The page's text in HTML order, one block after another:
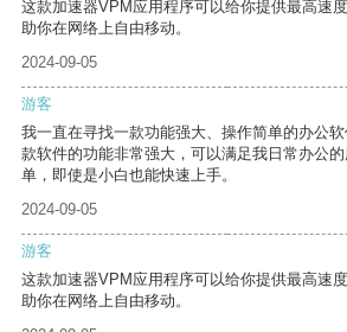
这款加速器VPM应用程序可以给你提供最高速
助你在网络上自由移动。
2024-09-05
游客
我一直在寻找一款功能强大、操作简单的办公
款软件的功能非常强大，可以满足我日常办公
单，即使是小白也能快速上手。
2024-09-05
游客
这款加速器VPM应用程序可以给你提供最高速
助你在网络上自由移动。